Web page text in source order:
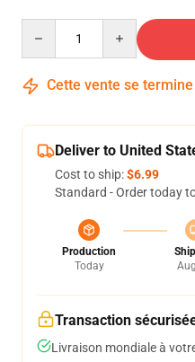
Cette vente se
Deliver to United
Cost to ship:$6.99
Standard - Order today
Production
Today
Transaction
Livraison mondiale à